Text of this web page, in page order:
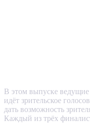
В этом выпуске
идёт зрительское
дать возможность
Каждый из трёх